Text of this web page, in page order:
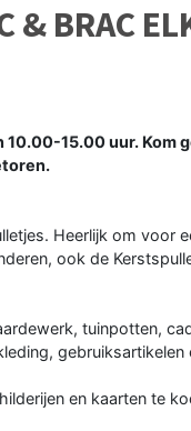
& BRAC
10.00-15.00 uur. Kom
Heerlijk om voor
ook de
tuinpotten,
gebruiksartikelen
en kaarten te